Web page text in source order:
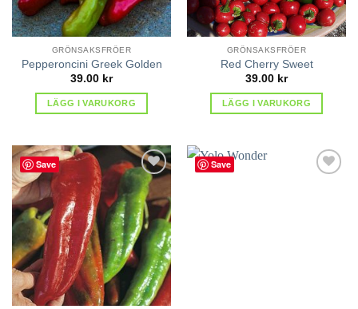
GRÖNSAKSFRÖER
Pepperoncini Greek Golden
39.00 kr
LÄGG I VARUKORG
GRÖNSAKSFRÖER
Red Cherry Sweet
39.00 kr
LÄGG I VARUKORG
Save
lägg till
i
favoriter
Save